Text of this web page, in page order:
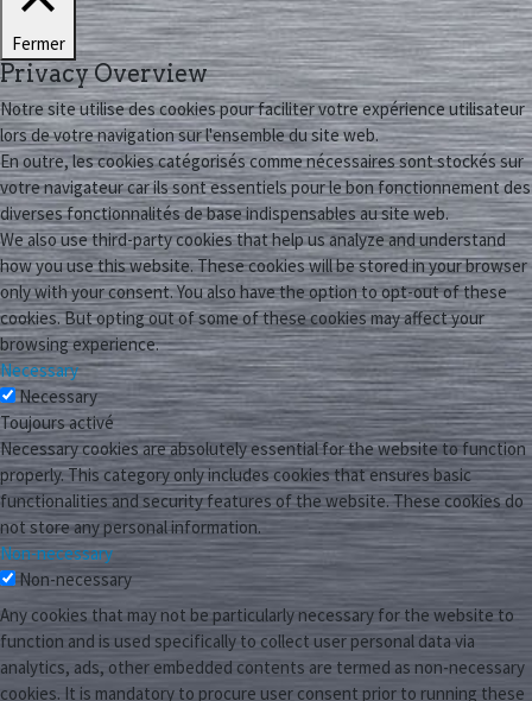
Fermer
Privacy Overview
Notre site utilise des cookies pour faciliter votre expérience utilisateur
lors de votre navigation sur l'ensemble du site web.
En outre, les cookies catégorisés comme nécessaires sont stockés sur
votre navigateur car ils sont essentiels pour le bon fonctionnement des
diverses fonctionnalités de base indispensables au site web.
We also use third-party cookies that help us analyze and understand
how you use this website. These cookies will be stored in your browser
only with your consent. You also have the option to opt-out of these
cookies. But opting out of some of these cookies may affect your
browsing experience.
Necessary
Necessary
Toujours activé
Necessary cookies are absolutely essential for the website to function
properly. This category only includes cookies that ensures basic
functionalities and security features of the website. These cookies do
not store any personal information.
Non-necessary
Non-necessary
Any cookies that may not be particularly necessary for the website to
function and is used specifically to collect user personal data via
analytics, ads, other embedded contents are termed as non-necessary
cookies. It is mandatory to procure user consent prior to running these